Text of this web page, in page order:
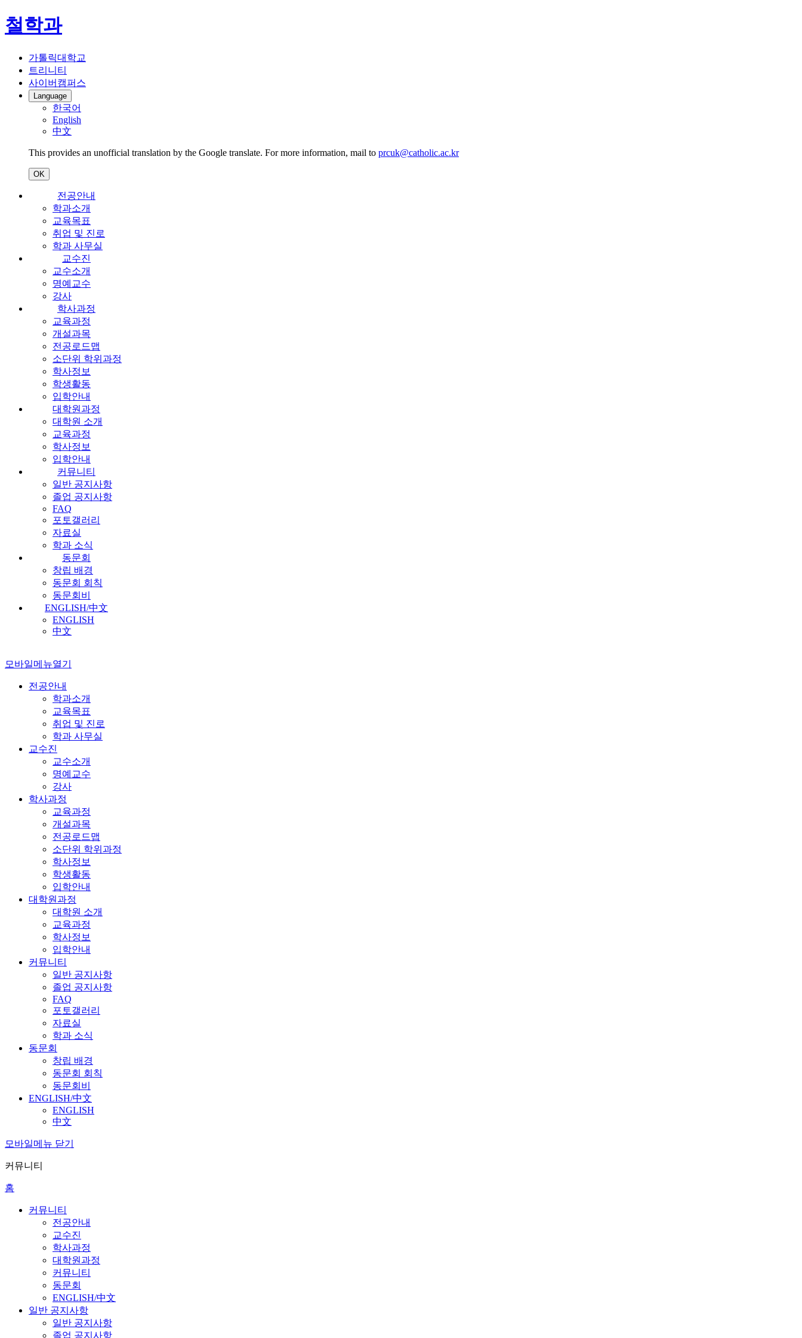
철학과
가톨릭대학교
트리니티
사이버캠퍼스
Language
한국어
English
中文
This provides an unofficial translation by the Google translate. For more information, mail to prcuk@catholic.ac.kr
OK
전공안내
학과소개
교육목표
취업 및 진로
학과 사무실
교수진
교수소개
명예교수
강사
학사과정
교육과정
개설과목
전공로드맵
소단위 학위과정
학사정보
학생활동
입학안내
대학원과정
대학원 소개
교육과정
학사정보
입학안내
커뮤니티
일반 공지사항
졸업 공지사항
FAQ
포토갤러리
자료실
학과 소식
동문회
창립 배경
동문회 회칙
동문회비
ENGLISH/中文
ENGLISH
中文
모바일메뉴열기
전공안내
학과소개
교육목표
취업 및 진로
학과 사무실
교수진
교수소개
명예교수
강사
학사과정
교육과정
개설과목
전공로드맵
소단위 학위과정
학사정보
학생활동
입학안내
대학원과정
대학원 소개
교육과정
학사정보
입학안내
커뮤니티
일반 공지사항
졸업 공지사항
FAQ
포토갤러리
자료실
학과 소식
동문회
창립 배경
동문회 회칙
동문회비
ENGLISH/中文
ENGLISH
中文
모바일메뉴 닫기
커뮤니티
홈
커뮤니티
전공안내
교수진
학사과정
대학원과정
커뮤니티
동문회
ENGLISH/中文
일반 공지사항
일반 공지사항
졸업 공지사항